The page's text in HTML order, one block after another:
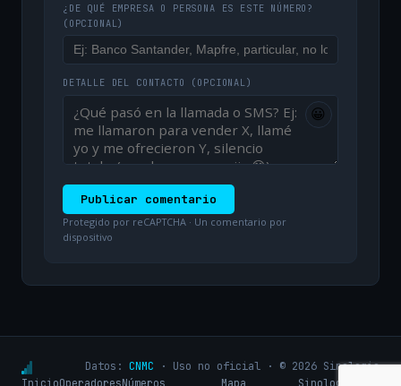
¿DE QUÉ EMPRESA O PERSONA ES ESTE NÚMERO?
(OPCIONAL)
DETALLE DEL CONTACTO (OPCIONAL)
😀
Publicar comentario
Protegido por reCAPTCHA · Un comentario por
dispositivo
Datos: CNMC · Uso no oficial · © 2026 Sinologic